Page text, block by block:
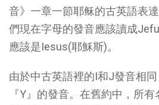
音》一章一節耶稣的古英語表
們現在字母的發音應該讀成
應該是Iesus(耶穌斯)。
由於中古英語裡的I和J發音相
『Y』的發音。在舊約中，所